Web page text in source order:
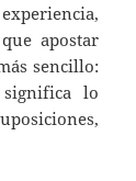
apostar
sencillo:
lo